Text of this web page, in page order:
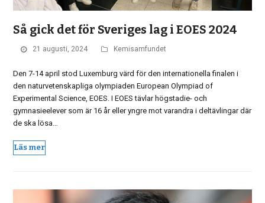
Så gick det för Sveriges lag i EOES 2024
21 augusti, 2024 Kemisamfundet
Den 7-14 april stod Luxemburg värd för den internationella finalen i
den naturvetenskapliga olympiaden European Olympiad of
Experimental Science, EOES. I EOES tävlar högstadie- och
gymnasieelever som är 16 år eller yngre mot varandra i deltävlingar där
de ska lösa…
Läs mer